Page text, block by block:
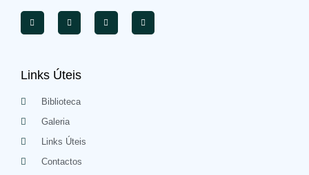
Links Úteis
Biblioteca
Galeria
Links Úteis
Contactos